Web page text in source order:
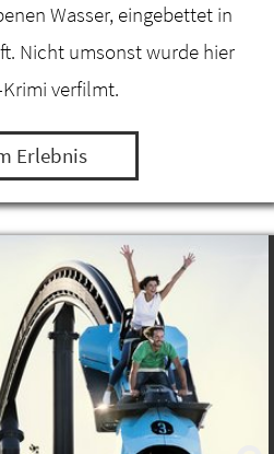
Wasser, eingebettet in
Nicht umsonst wurde hier
verfilmt.
Erlebnis